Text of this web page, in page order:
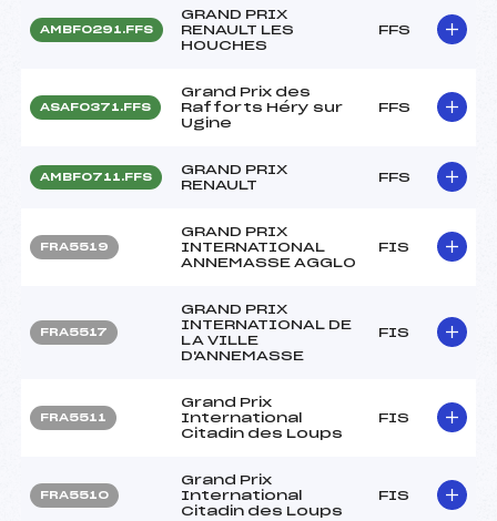
AMBF0291.FFS
GRAND PRIX
RENAULT LES
HOUCHES
FFS
ASAF0371.FFS
Grand Prix des
Rafforts Héry sur
Ugine
FFS
AMBF0711.FFS
GRAND PRIX
RENAULT
FFS
FRA5519
GRAND PRIX
INTERNATIONAL
ANNEMASSE AGGLO
FIS
FRA5517
GRAND PRIX
INTERNATIONAL DE
LA VILLE
D'ANNEMASSE
FIS
FRA5511
Grand Prix
International
Citadin des Loups
FIS
FRA5510
Grand Prix
International
Citadin des Loups
FIS